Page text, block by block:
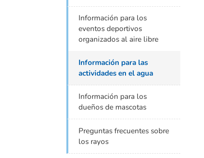
Información para los
eventos deportivos
organizados al aire libre
Información para las
actividades en el agua
Información para los
dueños de mascotas
Preguntas frecuentes sobre
los rayos